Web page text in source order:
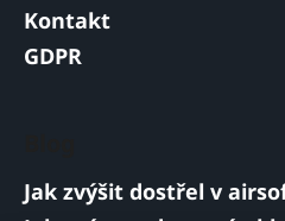
Kontakt
GDPR
Jak zvýšit dostřel v